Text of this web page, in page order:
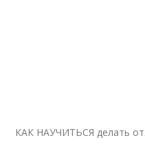
КАК НАУЧИТЬСЯ делать